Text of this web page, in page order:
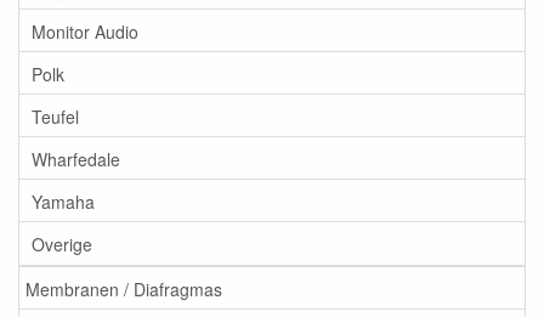
Monitor Audio
Polk
Teufel
Wharfedale
Yamaha
Overige
Membranen / Diafragmas